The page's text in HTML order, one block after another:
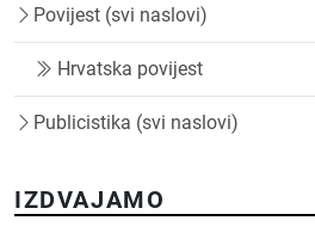
Povijest (svi naslovi)
Hrvatska povijest
Publicistika (svi naslovi)
IZDVAJAMO